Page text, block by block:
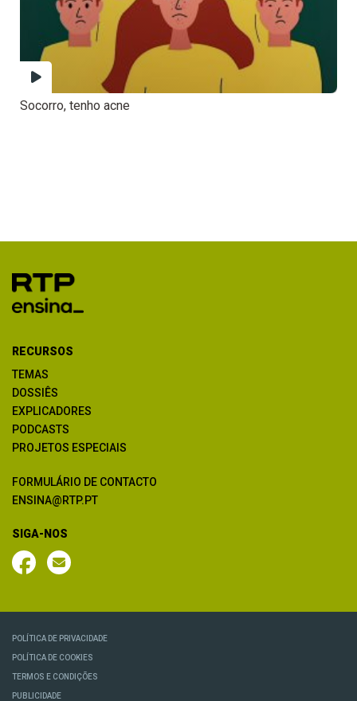
Socorro, tenho acne
RECURSOS
TEMAS
DOSSIÊS
EXPLICADORES
PODCASTS
PROJETOS ESPECIAIS
FORMULÁRIO DE CONTACTO
ENSINA@RTP.PT
SIGA-NOS
POLÍTICA DE PRIVACIDADE
POLÍTICA DE COOKIES
TERMOS E CONDIÇÕES
PUBLICIDADE